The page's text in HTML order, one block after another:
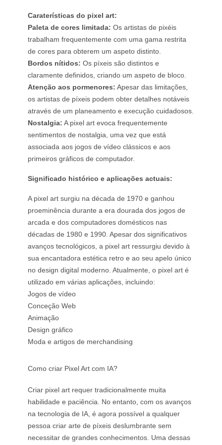
Caraterísticas do pixel art:
Paleta de cores limitada: Os artistas de pixéis
trabalham frequentemente com uma gama restrita
de cores para obterem um aspeto distinto.
Bordos nítidos: Os píxeis são distintos e
claramente definidos, criando um aspeto de bloco.
Atenção aos pormenores: Apesar das limitações,
os artistas de píxeis podem obter detalhes notáveis
através de um planeamento e execução cuidadosos.
Nostalgia: A pixel art evoca frequentemente
sentimentos de nostalgia, uma vez que está
associada aos jogos de vídeo clássicos e aos
primeiros gráficos de computador.
Significado histórico e aplicações actuais:
A pixel art surgiu na década de 1970 e ganhou
proeminência durante a era dourada dos jogos de
arcada e dos computadores domésticos nas
décadas de 1980 e 1990. Apesar dos significativos
avanços tecnológicos, a pixel art ressurgiu devido à
sua encantadora estética retro e ao seu apelo único
no design digital moderno. Atualmente, o pixel art é
utilizado em várias aplicações, incluindo:
Jogos de vídeo
Conceção Web
Animação
Design gráfico
Moda e artigos de merchandising
Como criar Pixel Art com IA?
Criar pixel art requer tradicionalmente muita
habilidade e paciência. No entanto, com os avanços
na tecnologia de IA, é agora possível a qualquer
pessoa criar arte de píxeis deslumbrante sem
necessitar de grandes conhecimentos. Uma dessas